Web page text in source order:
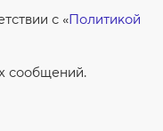
с «Политикой
сообщений.